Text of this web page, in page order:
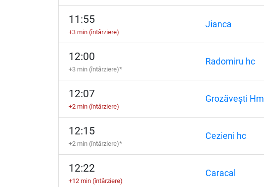
11:55
+3 min (întârziere)
Jianca
12:00
+3 min (întârziere)*
Radomiru hc
12:07
+2 min (întârziere)
Grozăvești Hm
12:15
+2 min (întârziere)*
Cezieni hc
12:22
+12 min (întârziere)
Caracal